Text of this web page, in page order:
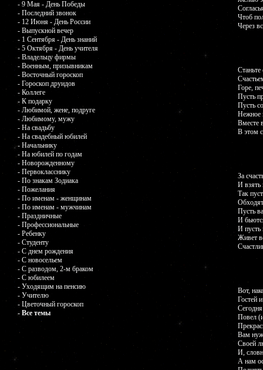
- 9 Мая - День Победы
- Последний звонок
- 12 Июня - День России
- Выпускной вечер
- 1 Сентября - День знаний
- 5 Октября - День учителя
- Владельцу фирмы
- Военным, призывникам
- Восточный гороскоп
- Гороскоп друидов
- Коллеге
- К подарку
- Любимой, жене, подруге
- Любимому, мужу
- На свадьбу
- На свадебный юбилей
- Начальнику
- На юбилей по годам
- Новорожденному
- Первокласснику
- По знакам Зодиака
- Пожелания
- По именам - женщинам
- По именам - мужчинам
- Праздничные
- Профессиональные
- Ребенку
- Студенту
- С днем рождения
- С новосельем
- С разводом, 2-м браком
- С юбилеем
- Уходящим на пенсию
- Учителю
- Цветочный гороскоп
- Все темы
Чтоб
Через
Горе,
Пусть
Пусть
Нежное
Вместе
В этом
За
И взять
Так
Пусть
И
И пусть
Живет
Вот,
Гостей
Повел
Вам
Своей
И,
А нам